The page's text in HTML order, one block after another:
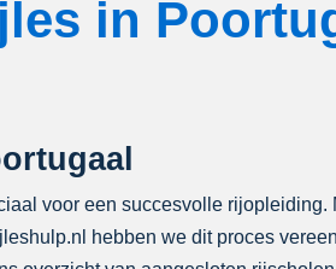
in
voor een succesvolle
hebben we dit proces